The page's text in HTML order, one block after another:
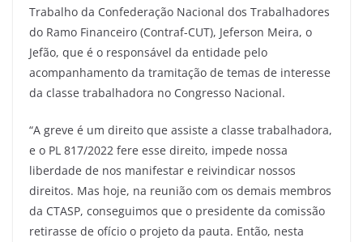
Trabalho da Confederação Nacional dos Trabalhadores
do Ramo Financeiro (Contraf-CUT), Jeferson Meira, o
Jefão, que é o responsável da entidade pelo
acompanhamento da tramitação de temas de interesse
da classe trabalhadora no Congresso Nacional.
“A greve é um direito que assiste a classe trabalhadora,
e o PL 817/2022 fere esse direito, impede nossa
liberdade de nos manifestar e reivindicar nossos
direitos. Mas hoje, na reunião com os demais membros
da CTASP, conseguimos que o presidente da comissão
retirasse de ofício o projeto da pauta. Então, nesta